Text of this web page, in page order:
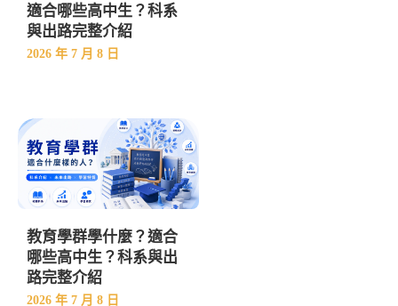
適合哪些高中生？科系
與出路完整介紹
2026 年 7 月 8 日
教育學群學什麼？適合
哪些高中生？科系與出
路完整介紹
2026 年 7 月 8 日